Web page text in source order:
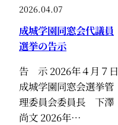
2026.04.07
成城学園同窓会代議員
選挙の告示
告 示 2026年４月７日
成城学園同窓会選挙管
理委員会委員長 下澤
尚文 2026年…